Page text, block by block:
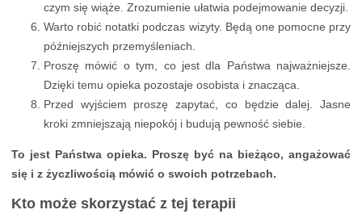
czym się wiąże. Zrozumienie ułatwia podejmowanie decyzji.
Warto robić notatki podczas wizyty. Będą one pomocne przy
późniejszych przemyśleniach.
Proszę mówić o tym, co jest dla Państwa najważniejsze.
Dzięki temu opieka pozostaje osobista i znacząca.
Przed wyjściem proszę zapytać, co będzie dalej. Jasne
kroki zmniejszają niepokój i budują pewność siebie.
To jest Państwa opieka. Proszę być na bieżąco, angażować
się i z życzliwością mówić o swoich potrzebach.
Kto może skorzystać z tej terapii